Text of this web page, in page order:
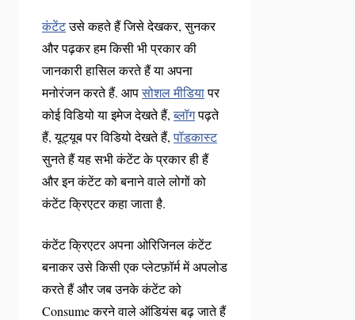
कंटेंटउसे कहते हैं जिसे देखकर, सुनकर
और पढ़कर हम किसी भी प्रकार की
जानकारी हासिल करते हैं या अपना
मनोरंजन करते हैं. आपसोशल मीडियापर
कोई विडियो या इमेज देखते हैं,ब्लॉगपढ़ते
हैं, यूट्यूब पर विडियो देखते हैं,पॉडकास्ट
सुनते हैं यह सभी कंटेंट के प्रकार ही हैं
और इन कंटेंट को बनाने वाले लोगों को
कंटेंट क्रिएटर कहा जाता है.
कंटेंट क्रिएटर अपना ओरिजिनल कंटेंट
बनाकर उसे किसी एक प्लेटफ़ॉर्म में अपलोड
करते हैं और जब उनके कंटेंट को
Consume करने वाले ऑडियंस बढ़ जाते हैं